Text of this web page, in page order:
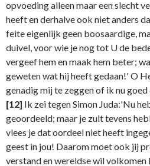
opvoeding alleen maar een slecht
heeft en derhalve ook niet anders
feite eigenlijk geen boosaardige,
duivel, voor wie je nog tot U de
vergeef hem en maak hem beter;
geweten wat hij heeft gedaan!' O
genadig mij te zeggen of ik nu
[12] Ik zei tegen Simon Juda:'Nu
geoordeeld; maar je zult tevens
vlees je dat oordeel niet heeft
geest in jou! Daarom moet ook jij
verstand en wereldse wil